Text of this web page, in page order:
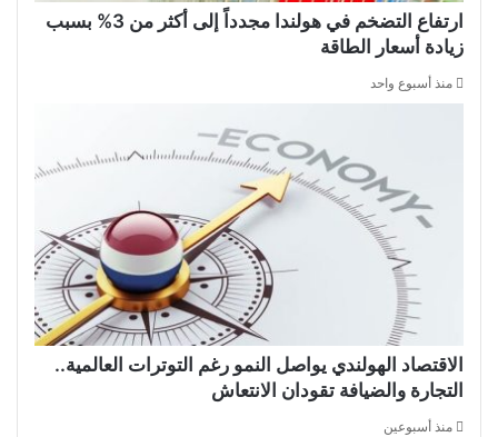
ارتفاع التضخم في هولندا مجدداً إلى أكثر من 3% بسبب
زيادة أسعار الطاقة
منذ أسبوع واحد
الاقتصاد الهولندي يواصل النمو رغم التوترات العالمية..
التجارة والضيافة تقودان الانتعاش
منذ أسبوعين